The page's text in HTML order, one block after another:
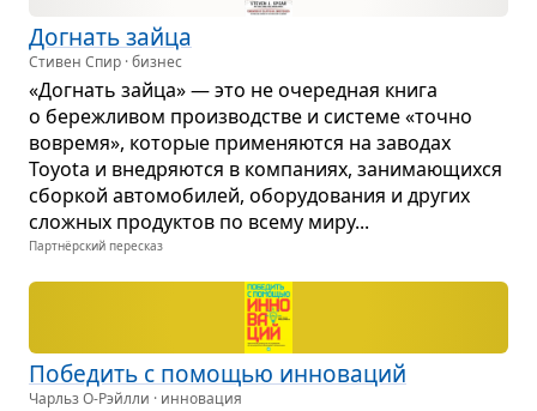
Догнать зайца
Стивен Спир · бизнес
«Догнать зайца» — это не оче­ред­ная книга
о береж­ли­вом про­из­вод­стве и системе «точно
вовремя», кото­рые при­ме­ня­ются на заво­дах
Toyota и вне­дря­ются в ком­па­ниях, зани­ма­ю­щихся
сбор­кой авто­мо­би­лей, обо­ру­до­ва­ния и дру­гих
слож­ных про­дук­тов по всему миру...
Партнёрский пересказ
Побе­дить с помо­щью инно­ва­ций
Чарльз О-Рэйлли · инновация